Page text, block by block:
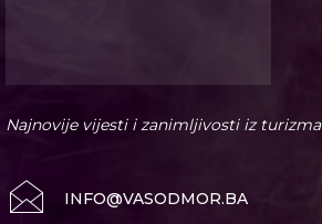
Najnovije vijesti i zanimljivosti iz turizma
INFO@VASODMOR.BA